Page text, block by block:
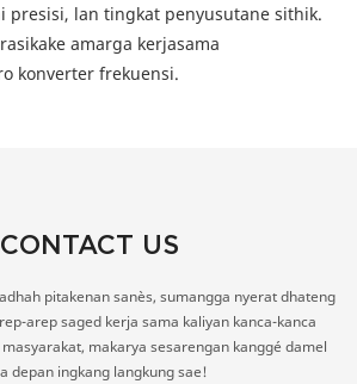
presisi, lan tingkat penyusutane sithik.
amarga kerjasama
konverter frekuensi.
CONTACT US
pitakenan sanès, sumangga nyerat dhateng
arep saged kerja sama kaliyan kanca-kanca
makarya sesarengan kanggé damel
depan ingkang langkung sae!